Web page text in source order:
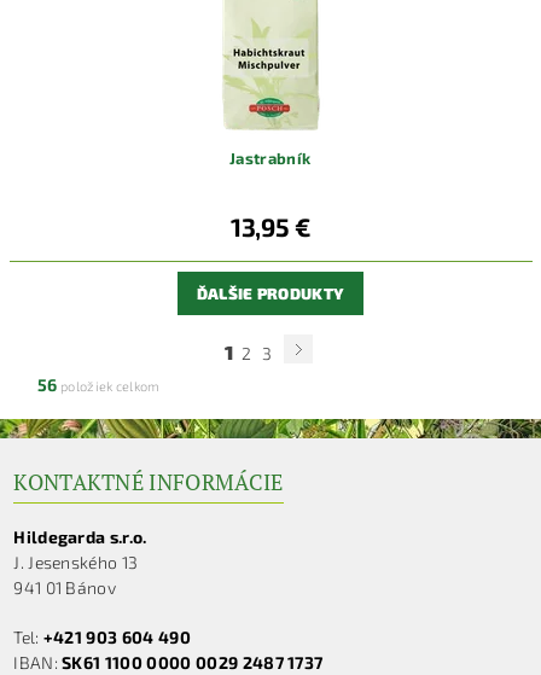
Jastrabník
13,95 €
ĎALŠIE PRODUKTY
1 2
3
56 položiek celkom
KONTAKTNÉ INFORMÁCIE
Hildegarda s.r.o.
J. Jesenského 13
941 01 Bánov
Tel: +421 903 604 490
IBAN:SK61 1100 0000 0029 2487 1737